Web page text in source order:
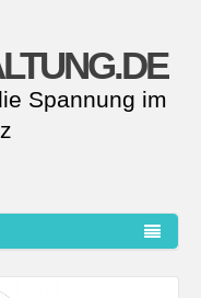
Spannung im